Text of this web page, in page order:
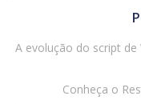
A evolução do script
Conheça o